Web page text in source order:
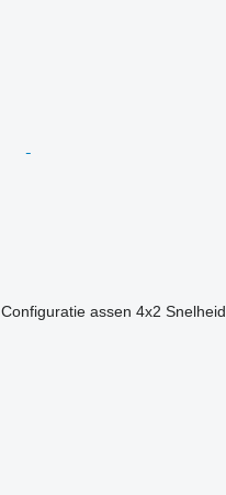
Configuratie assen 4x2 Snelheid